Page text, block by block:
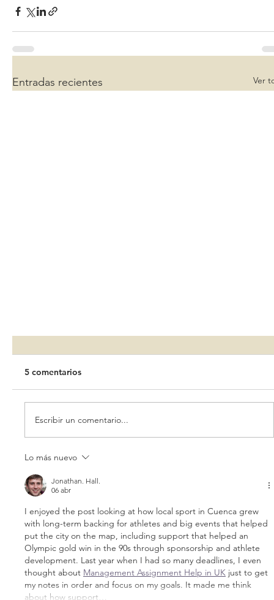
Entradas recientes Ver
Comprometidos con el deporte
5 comentarios
Escribir un comentario...
Lo más nuevo
Jonathan. Hall.
06 abr
I enjoyed the post looking at how local sport in Cuenca grew
with long-term backing for athletes and big events that helped
put the city on the map, including support that helped an
Olympic gold win in the 90s through sponsorship and athlete
development. Last year when I had so many deadlines, I even
thought about Management Assignment Help in UK just to get
my notes in order and focus on my goals. It made me think
about how support…